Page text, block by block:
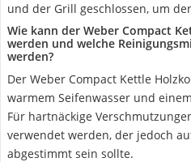
und der Grill geschlossen, um
Wie kann der Weber Compact
werden und welche
werden?
Der Weber Compact Kettle
warmem Seifenwasser und
Für hartnäckige
verwendet werden, der jedoch
abgestimmt sein sollte.